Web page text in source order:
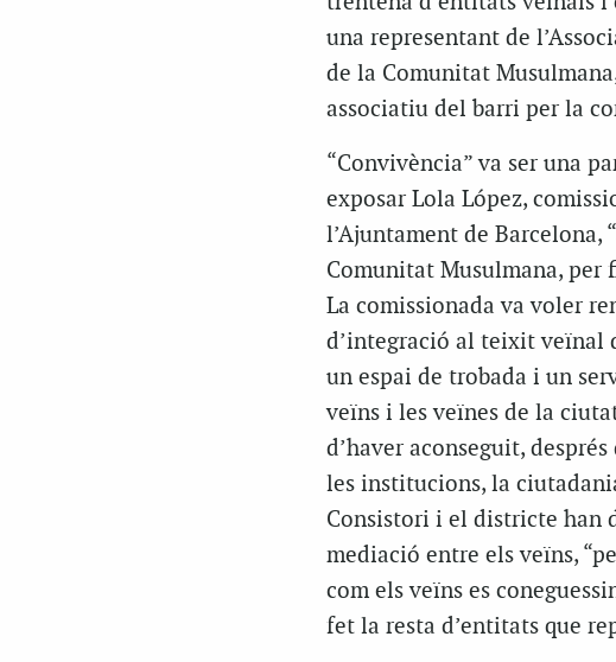
una representant de
de la Comunitat
associatiu del barri per la
“Convivència” va ser una
exposar Lola López,
l’Ajuntament de Barcelona,
Comunitat Musulmana, per
La comissionada va voler
d’integració al teixit veïnal
un espai de trobada i un
veïns i les veïnes de la
d’haver aconseguit,
les institucions, la
Consistori i el districte han
mediació entre els veïns,
com els veïns es
fet la resta d’entitats que